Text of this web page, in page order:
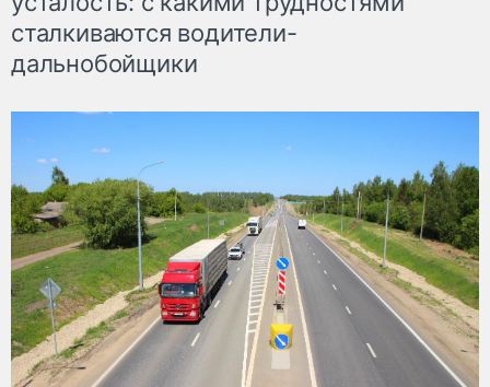
сталкиваются водители-
дальнобойщики